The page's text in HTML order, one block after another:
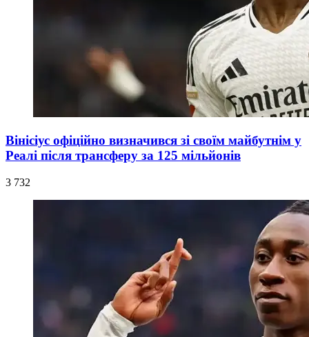
Вінісіус офіційно визначився зі своїм майбутнім у
Реалі після трансферу за 125 мільйонів
3 732